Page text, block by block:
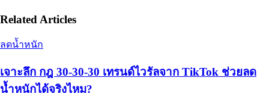
Related Articles
ลดน้ำหนัก
เจาะลึก กฎ 30-30-30 เทรนด์ไวรัลจาก TikTok ช่วยลด
น้ำหนักได้จริงไหม?